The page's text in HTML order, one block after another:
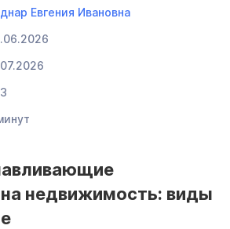
Евгения Ивановна
недвижимость: виды